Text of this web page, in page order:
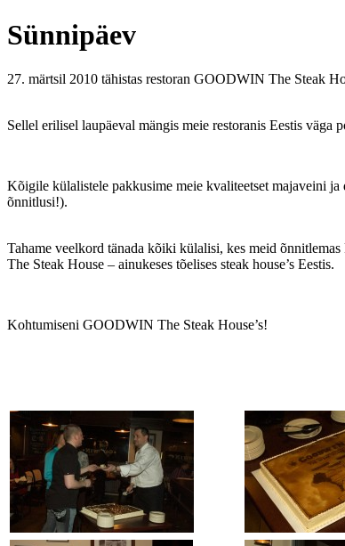
Sünnipäev
27. märtsil 2010 tähistas restoran GOODWIN The Steak
Sellel erilisel laupäeval mängis meie restoranis Eestis
Kõigile külalistele pakkusime meie kvaliteetset majaveini
õnnitlusi!).
Tahame veelkord tänada kõiki külalisi, kes meid
The Steak House – ainukeses tõelises steak house’s Eestis.
Kohtumiseni GOODWIN The Steak House’s!